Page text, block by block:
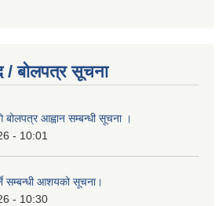
/ बोलपत्र सूचना
बोलपत्र आह्वान सम्बन्धी सूचना ।
- 10:01
सम्बन्धी आशयको सूचना।
- 10:30